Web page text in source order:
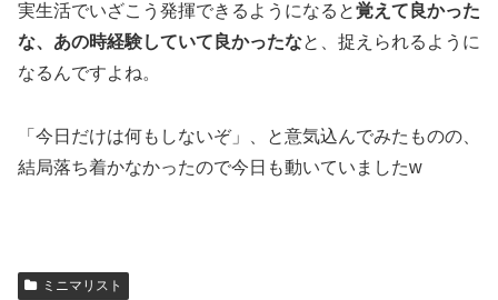
実生活でいざこう発揮できるようになると覚えて良かった
な、あの時経験していて良かったなと、捉えられるように
なるんですよね。
「今日だけは何もしないぞ」、と意気込んでみたものの、
結局落ち着かなかったので今日も動いていましたw
ミニマリスト